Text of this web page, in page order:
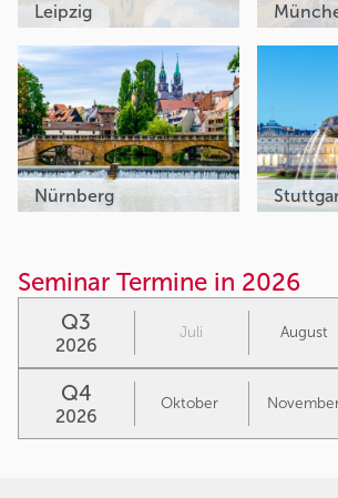
Leipzig
Nürnberg
Seminar Termine in 2026
Q3
2026
Juli August
Q4
2026
Oktober